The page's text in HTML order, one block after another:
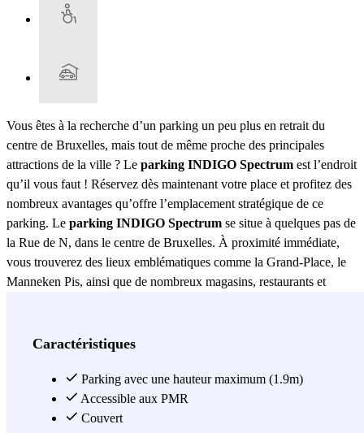
Vous êtes à la recherche d’un parking un peu plus en retrait du
centre de Bruxelles, mais tout de même proche des principales
attractions de la ville ? Le parking INDIGO Spectrum est l’endroit
qu’il vous faut ! Réservez dès maintenant votre place et profitez des
nombreux avantages qu’offre l’emplacement stratégique de ce
parking. Le parking INDIGO Spectrum se situe à quelques pas de
la Rue de N, dans le centre de Bruxelles. À proximité immédiate,
vous trouverez des lieux emblématiques comme la Grand-Place, le
Manneken Pis, ainsi que de nombreux magasins, restaurants et
votre véhicule est en sécurité. Dans un rayon de quelques minutes à
passionné d'art, le musée Magritte, situé rue de la Régence, se trouve
à seulement quelques minutes du parking. Pour les amateurs de
nature, le Parc de Bruxelles, un endroit parfait pour se détendre et
Caractéristiques
Parking avec une hauteur maximum (1.9m)
Accessible aux PMR
Couvert